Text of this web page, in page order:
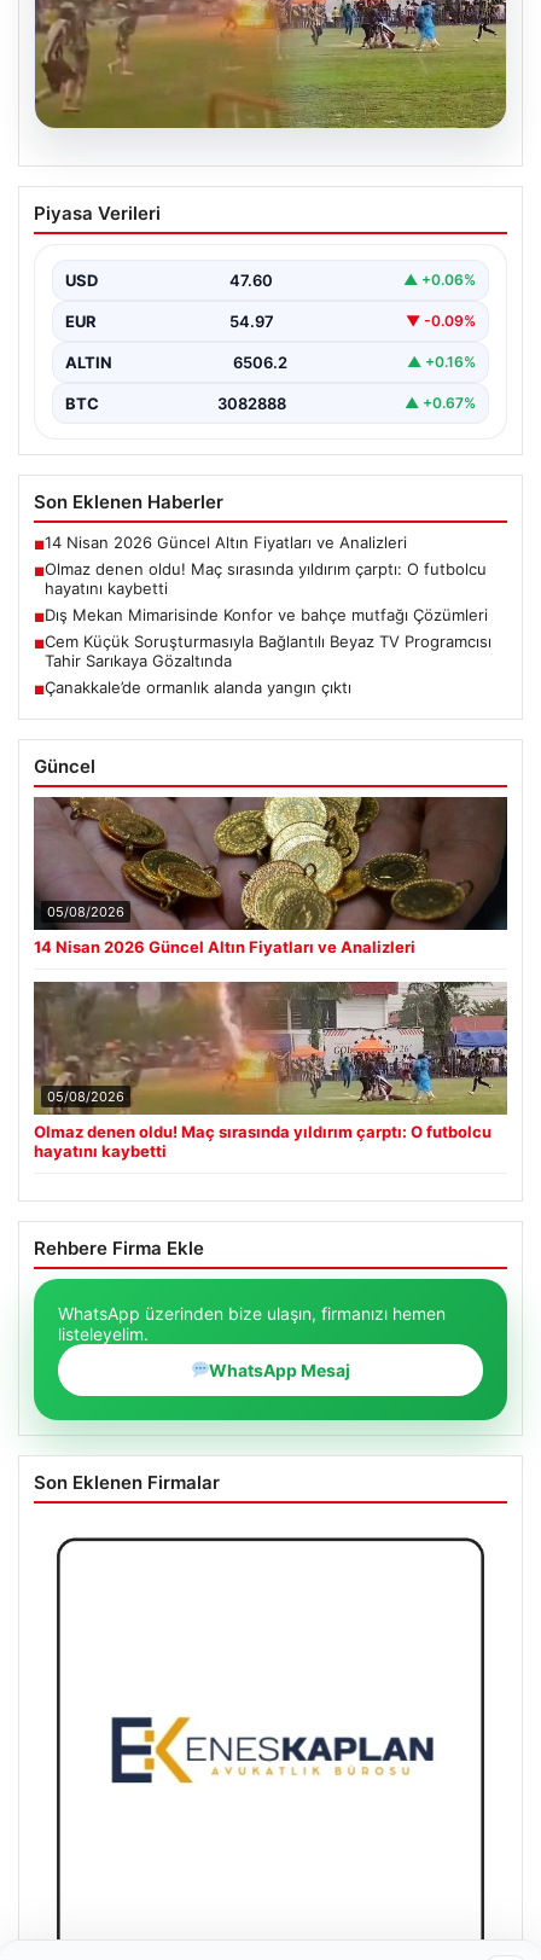
Olmaz denen oldu! Maç sırasında
yıldırım çarptı: O futbolcu hayatını
Piyasa Verileri
USD 47.60 ▲ +0.06%
EUR 54.97 ▼ -0.09%
ALTIN 6506.2 ▲ +0.16%
BTC 3082888 ▲ +0.67%
Son Eklenen Haberler
■14 Nisan 2026 Güncel Altın Fiyatları ve Analizleri
■Olmaz denen oldu! Maç sırasında yıldırım çarptı: O futbolcu
hayatını kaybetti
■Dış Mekan Mimarisinde Konfor ve bahçe mutfağı Çözümleri
■Cem Küçük Soruşturmasıyla Bağlantılı Beyaz TV Programcısı
Tahir Sarıkaya Gözaltında
■Çanakkale’de ormanlık alanda yangın çıktı
Güncel
05/08/2026
14 Nisan 2026 Güncel Altın Fiyatları ve Analizleri
05/08/2026
Olmaz denen oldu! Maç sırasında yıldırım çarptı: O futbolcu
hayatını kaybetti
Rehbere Firma Ekle
WhatsApp üzerinden bize ulaşın, firmanızı hemen
listeleyelim.
WhatsApp Mesaj
Son Eklenen Firmalar